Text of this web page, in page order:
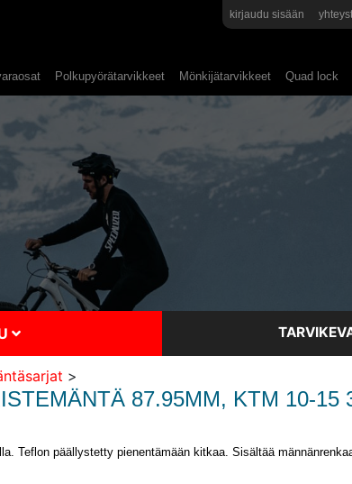
kirjaudu sisään
Polkupyörätarvikkeet Mönkijätarvikkeet Quad lock
>
87.95MM, KTM 10-15
Teflon päällystetty pienentämään kitkaa. Sisältää